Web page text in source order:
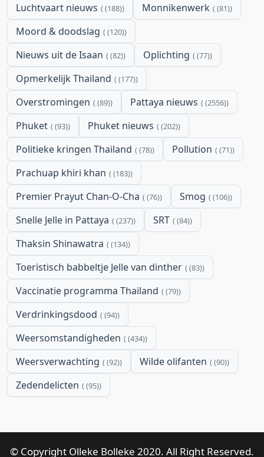
Luchtvaart nieuws (188) Monnikenwerk (81)
Moord & doodslag (120)
Nieuws uit de Isaan (82) Oplichting (77)
Opmerkelijk Thailand (177)
Overstromingen (89) Pattaya nieuws (2556)
Phuket (93) Phuket nieuws (202)
Politieke kringen Thailand (78) Pollution (71)
Prachuap khiri khan (183)
Premier Prayut Chan-O-Cha (76) Smog (106)
Snelle Jelle in Pattaya (237) SRT (84)
Thaksin Shinawatra (134)
Toeristisch babbeltje Jelle van dinther (83)
Vaccinatie programma Thailand (79)
Verdrinkingsdood (94)
Weersomstandigheden (434)
Weersverwachting (92) Wilde olifanten (90)
Zedendelicten (95)
© Copyright Olleke Bolleke 2020. All Right Reserved.